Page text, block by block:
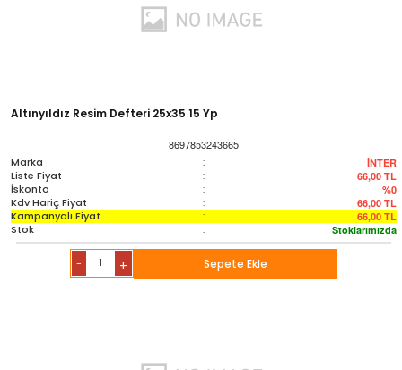
Altınyıldız Resim Defteri 25x35 15 Yp
8697853243665
Marka
: İNTER
Liste Fiyat : 66,00 TL
İskonto : %0
Kdv Hariç Fiyat : 66,00 TL
Kampanyalı Fiyat : 66,00 TL
Stok : Stoklarımızda
- + Sepete Ekle